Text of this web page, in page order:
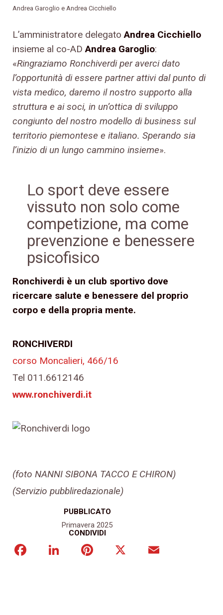
PUBBLICATO
Primavera 2025
CONDIVIDI
FacebookLinkedInPinterest
Andrea Garoglio e Andrea Cicchiello
L’amministratore delegatoAndrea Cicchiello
insieme al co-ADAndrea Garoglio:
«Ringraziamo Ronchiverdi per averci dato
l’opportunità di essere partner attivi dal punto di
vista medico, daremo il nostro supporto alla
struttura e ai soci, in un’ottica di sviluppo
congiunto del nostro modello di business sul
territorio piemontese e italiano. Sperando sia
l’inizio di un lungo cammino insieme».
Lo sport deve essere
vissuto non solo come
competizione, ma come
prevenzione e benessere
psicofisico
Ronchiverdi è un club sportivo dove
ricercare salute e benessere del proprio
corpo e della propria mente.
RONCHIVERDI
corso Moncalieri, 466/16
Tel 011.6612146
www.ronchiverdi.it
(foto NANNI SIBONA TACCO E CHIRON)
(Servizio pubbliredazionale)